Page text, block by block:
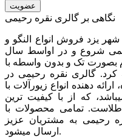
عضویت
نگاهی بر گالری نقره رحیمی
نقره رحیمی در سال 1392 در شهر یزد فروش انواع النگو و
شروع و در اواسط سال
بصورت تک و بدون واسطه با
کرد. گالری نقره رحیمی در
دهنده انواع زیورآلات با
نیز میباشد، که از با کیفیت‏ ترین
طلاست. تمامی محصولات با
رحیمی به مشتریان عزیز
ارسال میشود.